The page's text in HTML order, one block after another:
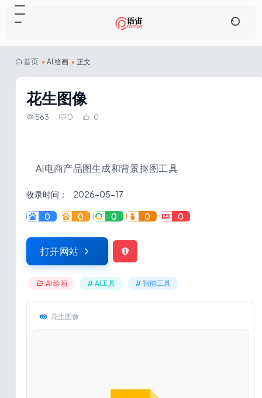
首页 • AI 绘画 • 正文
花生图像
563 0 0
AI电商产品图生成和背景抠图工具
收录时间： 2026-05-17
0 0 0 0 0
打开网站
AI 绘画 # AI工具 # 智能工具
花生图像